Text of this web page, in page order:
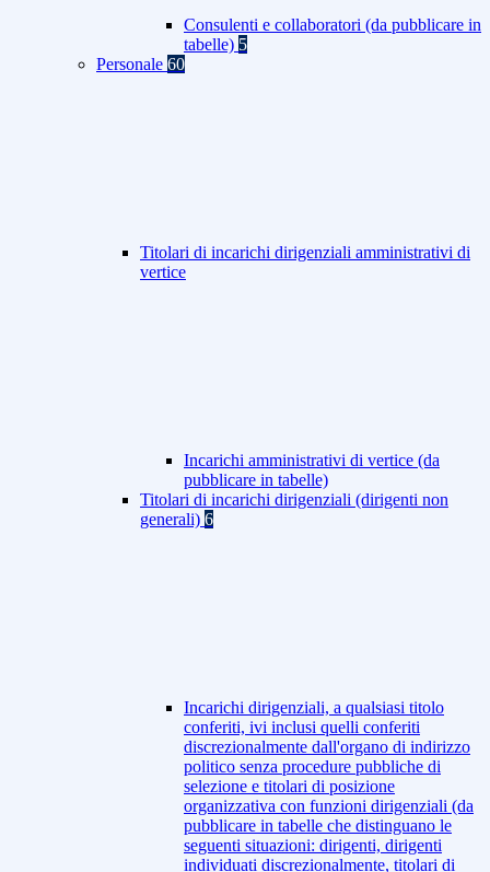
Consulenti e collaboratori (da pubblicare in
tabelle) 5
Personale 60
Titolari di incarichi dirigenziali amministrativi di
vertice
Incarichi amministrativi di vertice (da
pubblicare in tabelle)
Titolari di incarichi dirigenziali (dirigenti non
generali) 6
Incarichi dirigenziali, a qualsiasi titolo
conferiti, ivi inclusi quelli conferiti
discrezionalmente dall'organo di indirizzo
politico senza procedure pubbliche di
selezione e titolari di posizione
organizzativa con funzioni dirigenziali (da
pubblicare in tabelle che distinguano le
seguenti situazioni: dirigenti, dirigenti
individuati discrezionalmente, titolari di